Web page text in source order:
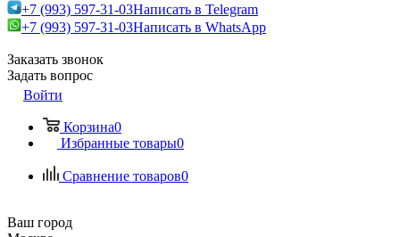
+7 (993) 597-31-03Написать в Telegram
+7 (993) 597-31-03Написать в WhatsApp
Заказать звонок
Задать вопрос
Войти
Корзина0
Избранные товары0
Сравнение товаров0
Ваш город